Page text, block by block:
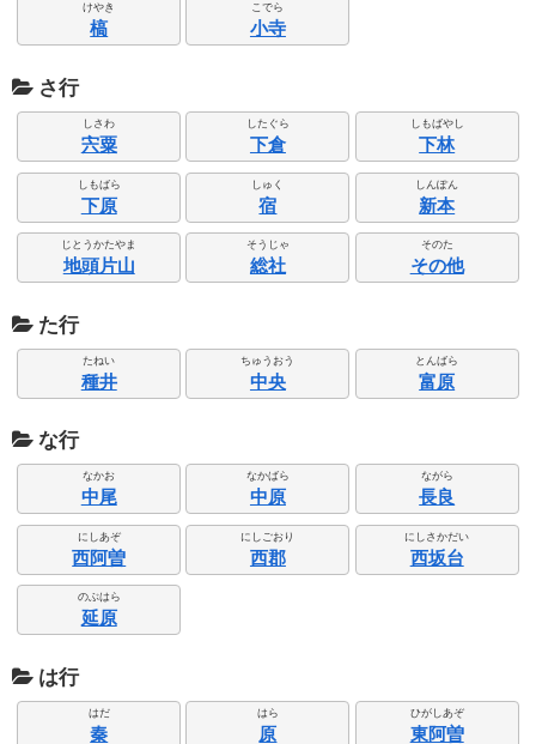
けやき
槁
こでら
小寺
さ行
しさわ
宍粟
したぐら
下倉
しもばやし
下林
しもばら
下原
しゅく
宿
しんぽん
新本
じとうかたやま
地頭片山
そうじゃ
総社
そのた
その他
た行
たねい
種井
ちゅうおう
中央
とんばら
富原
な行
なかお
中尾
なかばら
中原
ながら
長良
にしあぞ
西阿曽
にしごおり
西郡
にしさかだい
西坂台
のぶはら
延原
は行
はだ
秦
はら
原
ひがしあぞ
東阿曽